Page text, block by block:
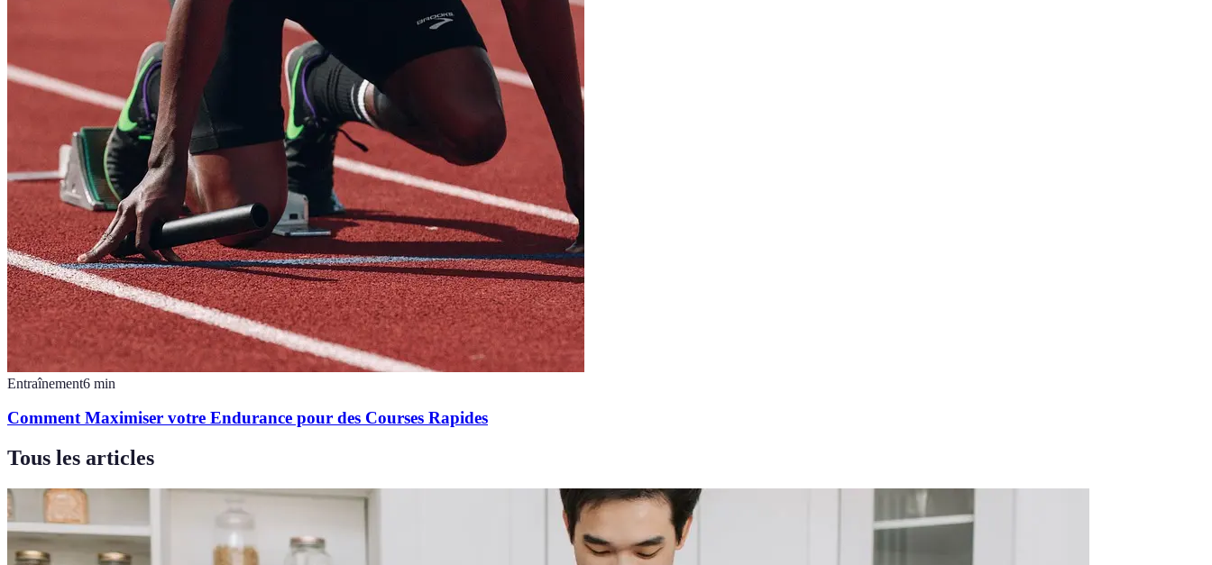
Entraînement6 min
Comment Maximiser votre Endurance pour des Courses Rapides
Tous les articles